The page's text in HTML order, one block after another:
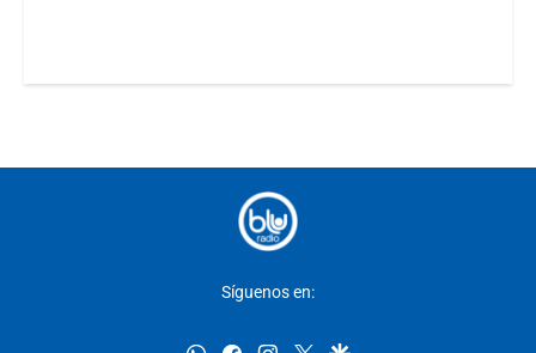
Síguenos en: